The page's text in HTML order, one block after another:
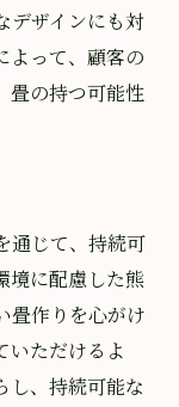
デザインにも対
よって、顧客の
畳の持つ可能性
通じて、持続可
境に配慮した熊
畳作りを心がけ
いただけるよ
し、持続可能な